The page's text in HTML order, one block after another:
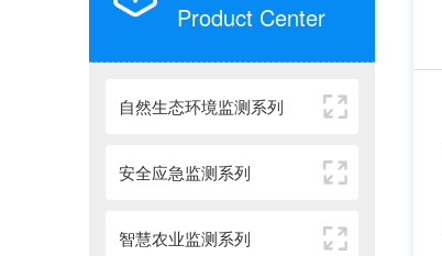
Product Center
自然生态环境监测系列
安全应急监测系列
智慧农业监测系列